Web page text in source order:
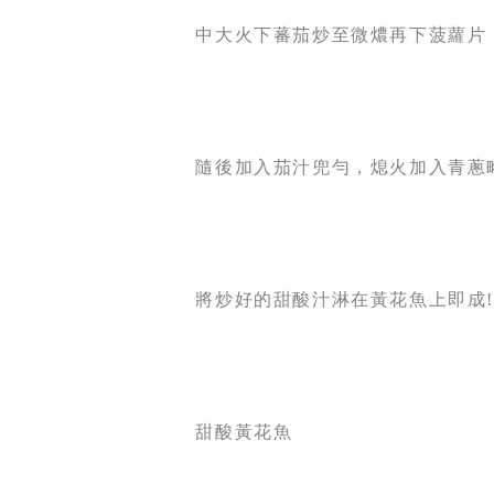
中大火下蕃茄炒至微燶再下菠蘿片
隨後加入茄汁兜勻，熄火加入青蔥
將炒好的甜酸汁淋在黃花魚上即成!
甜酸黃花魚